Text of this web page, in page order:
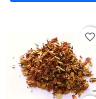
favorite_border